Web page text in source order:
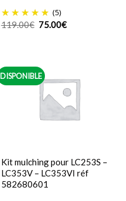
(5)
119.00€ Le
prix
75.00€Le
prix
DISPONIBLE
Kit mulching pour LC253S –
LC353V – LC353VI réf
582680601